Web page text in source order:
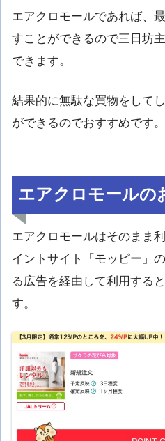
エアクロモールであれば、
すことができるので三日坊
できます。
結果的に無駄な買物をして
ができるのでおすすめです。
エアクロモールの
エアクロモールはそのまま
イントサイト「モッピー」
る広告を経由して利用する
す。